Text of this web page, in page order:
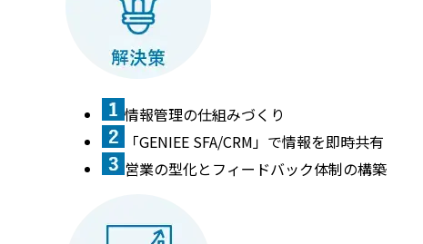
情報管理の仕組みづくり
「GENIEE SFA/CRM」で情報を即時共有
営業の型化とフィードバック体制の構築